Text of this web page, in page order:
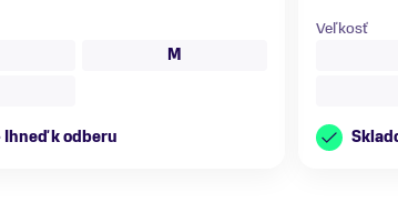
M
Ihneď k odberu
Veľkosť